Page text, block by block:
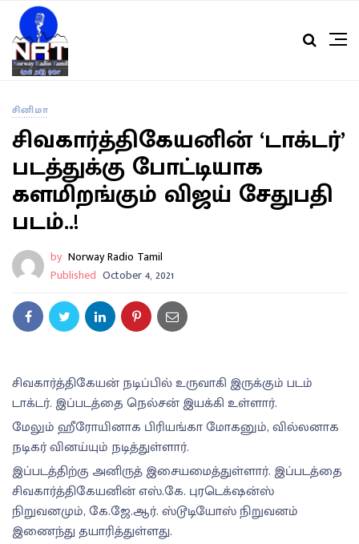
சினிமா
சிவகார்த்திகேயனின் ‘டாக்டர்’
படத்துக்கு போட்டியாக
களமிறங்கும் விஜய் சேதுபதி
படம்..!
by Norway Radio Tamil
Published October 4, 2021
சிவகார்த்திகேயன் நடிப்பில் உருவாகி இருக்கும் படம்
டாக்டர். இப்படத்தை நெல்சன் இயக்கி உள்ளார்.
மேலும் ஹீரோயினாக பிரியங்கா மோகனும், வில்லனாக
நடிகர் வினய்யும் நடித்துள்ளார்.
இப்படத்திற்கு அனிருத் இசையமைத்துள்ளார். இப்படத்தை
சிவகார்த்திகேயனின் எஸ்.கே. புரடெக்‌ஷன்ஸ்
நிறுவனமும், கே.ஜே.ஆர். ஸ்டூடியோஸ் நிறுவனம்
இணைந்து தயாரித்துள்ளது.